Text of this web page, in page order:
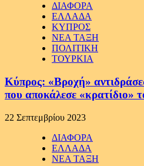
ΔΙΑΦΟΡΑ
ΕΛΛΑΔΑ
ΚΥΠΡΟΣ
ΝΕΑ ΤΑΞΗ
ΠΟΛΙΤΙΚΗ
ΤΟΥΡΚΙΑ
Κύπρος: «Βροχή»
που αποκάλεσε «κρατίδιο»
22 Σεπτεμβρίου 2023
ΔΙΑΦΟΡΑ
ΕΛΛΑΔΑ
ΝΕΑ ΤΑΞΗ